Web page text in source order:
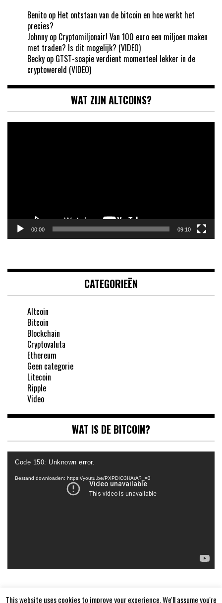
Benito op Het ontstaan van de bitcoin en hoe werkt het
precies?
Johnny op Cryptomiljonair! Van 100 euro een miljoen maken
met traden? Is dit mogelijk? (VIDEO)
Becky op GTST-soapie verdient momenteel lekker in de
cryptowereld (VIDEO)
WAT ZIJN ALTCOINS?
00:00 09:10
CATEGORIEËN
Altcoin
Bitcoin
Blockchain
Cryptovaluta
Ethereum
Geen categorie
Litecoin
Ripple
Video
WAT IS DE BITCOIN?
Videospeler
Code 150: Unknown error.
Bestand downloaden: https://youtu.be/PXPDIO3HArA?_=3
This website uses cookies to improve your experience. We'll assume you're